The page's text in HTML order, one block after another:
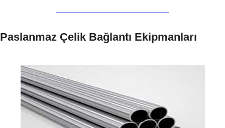
Paslanmaz Çelik Bağlantı Ekipmanları